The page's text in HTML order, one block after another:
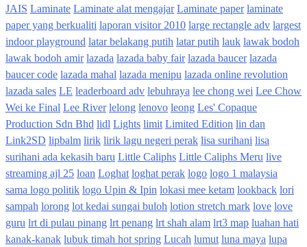
JAIS Laminate Laminate alat mengajar Laminate paper laminate
paper yang berkualiti laporan visitor 2010 large rectangle adv largest
indoor playground latar belakang putih latar putih lauk lawak bodoh
lawak bodoh amir lazada lazada baby fair lazada baucer lazada
baucer code lazada mahal lazada menipu lazada online revolution
lazada sales LE leaderboard adv lebuhraya lee chong wei Lee Chow
Wei ke Final Lee River lelong lenovo leong Les' Copaque
Production Sdn Bhd lidl Lights limit Limited Edition lin dan
Link2SD lipbalm lirik lirik lagu negeri perak lisa surihani lisa
surihani ada kekasih baru Little Caliphs Little Caliphs Meru live
streaming ajl 25 loan Loghat loghat perak logo logo 1 malaysia
sama logo politik logo Upin & Ipin lokasi mee ketam lookback lori
sampah lorong lot kedai sungai buloh lotion stretch mark love love
guru lrt di pulau pinang lrt penang lrt shah alam lrt3 map luahan hati
kanak-kanak lubuk timah hot spring Lucah lumut luna maya lupa